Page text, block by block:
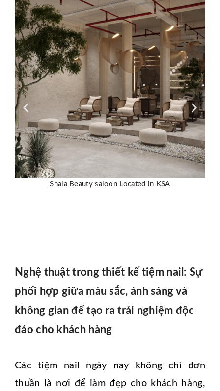
Shala Beauty saloon Located in KSA
Nghệ thuật trong thiết kế tiệm nail: Sự
phối hợp giữa màu sắc, ánh sáng và
không gian để tạo ra trải nghiệm độc
đáo cho khách hàng
Các tiệm nail ngày nay không chỉ đơn
thuần là nơi để làm đẹp cho khách hàng,